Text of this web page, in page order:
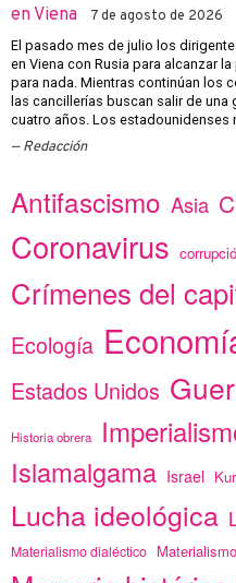
en Viena
7 de agosto de 2026
El pasado mes de julio los
en Viena con Rusia para alcanzar
para nada. Mientras continúan los
las cancillerías buscan salir de
cuatro años. Los estadounidenses
Redacción
Antifascismo Asia
Coronavirus
Crímenes del
Ecología
Estados Unidos
Historia obrera
Islamalgama Israel
Lucha ideológica
Materialismo dialéctico